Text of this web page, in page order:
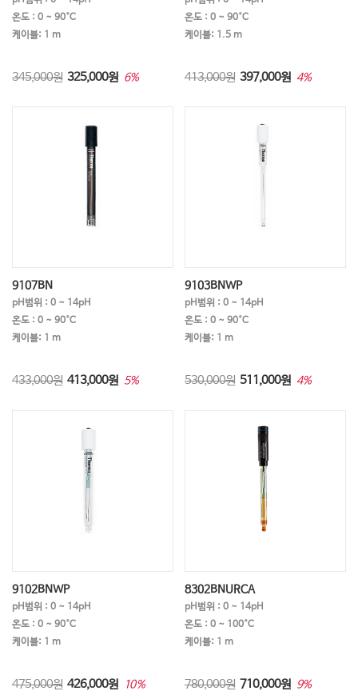
온도 : 0 ~ 90°C
케이블: 1 m
345,000원 325,000원 6%
온도 : 0 ~ 90°C
케이블: 1.5 m
413,000원 397,000원 4%
9107BN
pH범위 : 0 ~ 14pH
온도 : 0 ~ 90°C
케이블: 1 m
433,000원 413,000원 5%
9103BNWP
pH범위 : 0 ~ 14pH
온도 : 0 ~ 90°C
케이블: 1 m
530,000원 511,000원 4%
9102BNWP
pH범위 : 0 ~ 14pH
온도 : 0 ~ 90°C
케이블: 1 m
475,000원 426,000원 10%
8302BNURCA
pH범위 : 0 ~ 14pH
온도 : 0 ~ 100°C
케이블: 1 m
780,000원 710,000원 9%